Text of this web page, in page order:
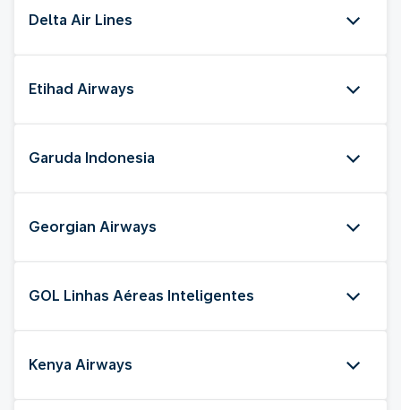
Delta Air Lines
Etihad Airways
Garuda Indonesia
Georgian Airways
GOL Linhas Aéreas Inteligentes
Kenya Airways